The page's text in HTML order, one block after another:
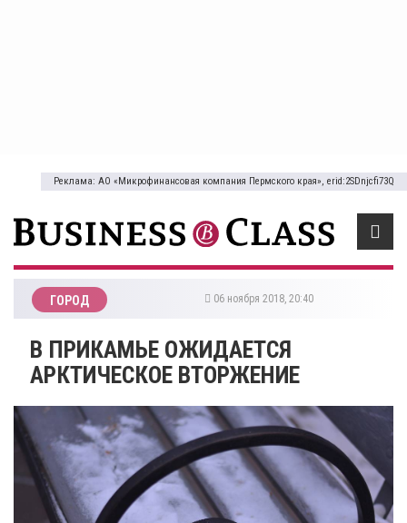
Реклама: АО «Микрофинансовая компания Пермского края», erid:2SDnjcfi73Q
ГОРОД 06 ноября 2018, 20:40
​В ПРИКАМЬЕ ОЖИДАЕТСЯ
АРКТИЧЕСКОЕ ВТОРЖЕНИЕ